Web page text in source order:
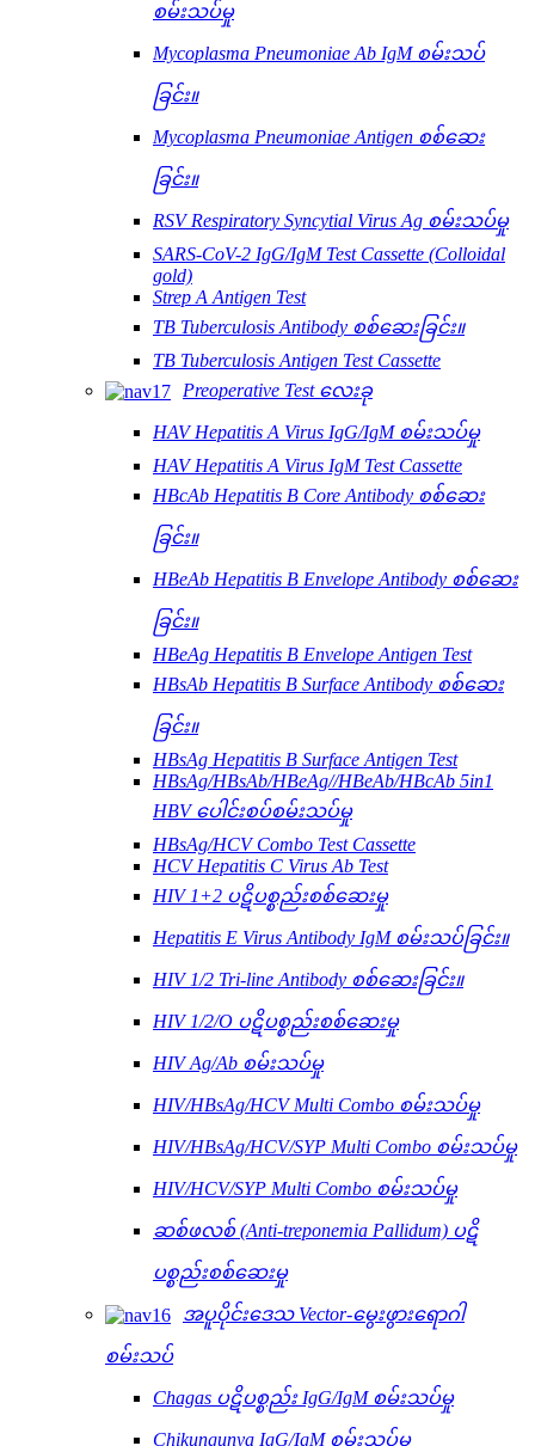
စမ်းသပ်မှု
Mycoplasma Pneumoniae Ab IgM စမ်းသပ်
ခြင်း။
Mycoplasma Pneumoniae Antigen စစ်ဆေး
ခြင်း။
RSV Respiratory Syncytial Virus Ag စမ်းသပ်မှု
SARS-CoV-2 IgG/IgM Test Cassette (Colloidal
gold)
Strep A Antigen Test
TB Tuberculosis Antibody စစ်ဆေးခြင်း။
TB Tuberculosis Antigen Test Cassette
Preoperative Test လေးခု
HAV Hepatitis A Virus IgG/IgM စမ်းသပ်မှု
HAV Hepatitis A Virus IgM Test Cassette
HBcAb Hepatitis B Core Antibody စစ်ဆေး
ခြင်း။
HBeAb Hepatitis B Envelope Antibody စစ်ဆေး
ခြင်း။
HBeAg Hepatitis B Envelope Antigen Test
HBsAb Hepatitis B Surface Antibody စစ်ဆေး
ခြင်း။
HBsAg Hepatitis B Surface Antigen Test
HBsAg/HBsAb/HBeAg//HBeAb/HBcAb 5in1
HBV ပေါင်းစပ်စမ်းသပ်မှု
HBsAg/HCV Combo Test Cassette
HCV Hepatitis C Virus Ab Test
HIV 1+2 ပဋိပစ္စည်းစစ်ဆေးမှု
Hepatitis E Virus Antibody IgM စမ်းသပ်ခြင်း။
HIV 1/2 Tri-line Antibody စစ်ဆေးခြင်း။
HIV 1/2/O ပဋိပစ္စည်းစစ်ဆေးမှု
HIV Ag/Ab စမ်းသပ်မှု
HIV/HBsAg/HCV Multi Combo စမ်းသပ်မှု
HIV/HBsAg/HCV/SYP Multi Combo စမ်းသပ်မှု
HIV/HCV/SYP Multi Combo စမ်းသပ်မှု
ဆစ်ဖလစ် (Anti-treponemia Pallidum) ပဋိ
ပစ္စည်းစစ်ဆေးမှု
အပူပိုင်းဒေသ Vector-မွေးဖွားရောဂါ
စမ်းသပ်
Chagas ပဋိပစ္စည်း IgG/IgM စမ်းသပ်မှု
Chikungunya IgG/IgM စမ်းသပ်မှု